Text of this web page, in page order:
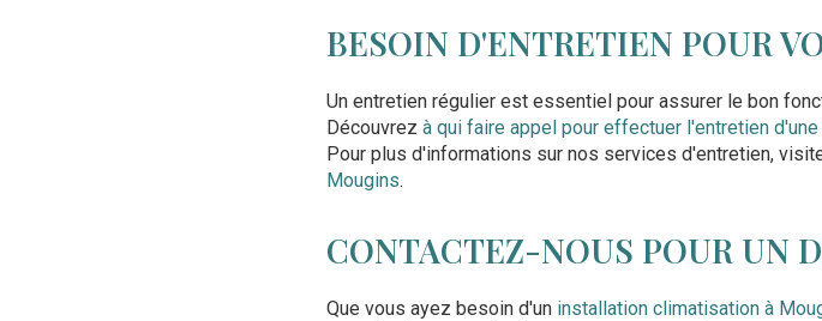
BESOIN D'ENTRETIEN POUR
Un entretien régulier est essentiel pour assurer le bon
Découvrez à qui faire appel pour effectuer l'entretien
Pour plus d'informations sur nos services d'entretien,
Mougins.
CONTACTEZ-NOUS POUR UN
Que vous ayez besoin d'un installation climatisation à